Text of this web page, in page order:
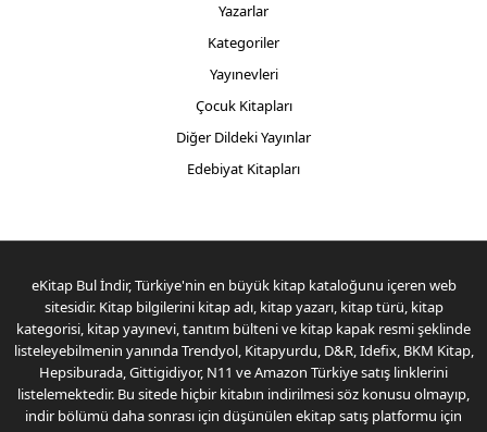
Yazarlar
Kategoriler
Yayınevleri
Çocuk Kitapları
Diğer Dildeki Yayınlar
Edebiyat Kitapları
eKitap Bul İndir, Türkiye'nin en büyük kitap kataloğunu içeren web
sitesidir. Kitap bilgilerini kitap adı, kitap yazarı, kitap türü, kitap
kategorisi, kitap yayınevi, tanıtım bülteni ve kitap kapak resmi şeklinde
listeleyebilmenin yanında Trendyol, Kitapyurdu, D&R, Idefix, BKM Kitap,
Hepsiburada, Gittigidiyor, N11 ve Amazon Türkiye satış linklerini
listelemektedir. Bu sitede hiçbir kitabın indirilmesi söz konusu olmayıp,
indir bölümü daha sonrası için düşünülen ekitap satış platformu için